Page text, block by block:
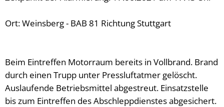
Ort: Weinsberg - BAB 81 Richtung Stuttgart
Beim Eintreffen Motorraum bereits in Vollbrand. Brand
durch einen Trupp unter Pressluftatmer gelöscht.
Auslaufende Betriebsmittel abgestreut. Einsatzstelle
bis zum Eintreffen des Abschleppdienstes abgesichert.